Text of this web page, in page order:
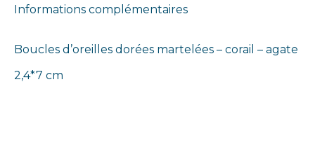
Informations complémentaires
Boucles d’oreilles dorées martelées – corail – agate
2,4*7 cm